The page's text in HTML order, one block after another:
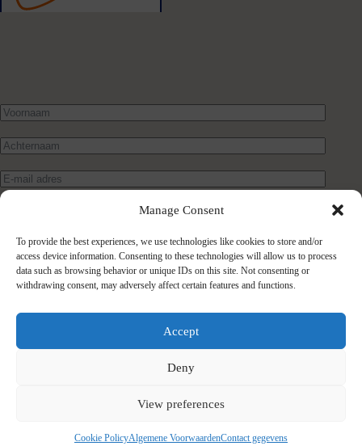
Manage Consent
To provide the best experiences, we use technologies like cookies to store and/or
access device information. Consenting to these technologies will allow us to process
data such as browsing behavior or unique IDs on this site. Not consenting or
withdrawing consent, may adversely affect certain features and functions.
Accept
Deny
View preferences
Cookie PolicyAlgemene VoorwaardenContact gegevens